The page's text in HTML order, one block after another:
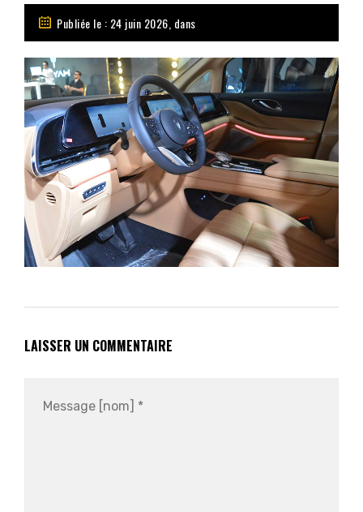
Publiée le : 24 juin 2026, dans
LAISSER UN COMMENTAIRE